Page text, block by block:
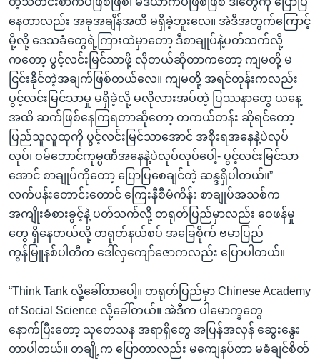
နေတာလည်း အခုအချိန်အထိ မရှိခဲ့ဘူးလေ။ အဲဒီအတွက်ကြောင့်
မို့လို့ ဒေသခံတွေရဲ့ကြားထဲမှာတော့ ဒီစာချုပ်နဲ့ပတ်သက်လို့
ကတော့ ပွင့်လင်းမြင်သာဖို့ လိုတယ်ဆိုတာကတော့ ကျမတို့ မ
ငြင်းနိုင်တဲ့အချက်ဖြစ်တယ်လေ။ ကျမတို့ အရင်တုန်းကလည်း
ပွင့်လင်းမြင်သာမှု မရှိခဲ့လို့ မလိုလားအပ်တဲ့ ပြဿနာတွေ ယနေ့
အထိ ဆက်ဖြစ်နေကြရတာဆိုတော့ တကယ်တန်း ဆိုရင်တော့
ပြည်သူလူထုကို ပွင့်လင်းမြင်သာအောင် အစိုးရအနေနဲ့ပဲလုပ်
လုပ်၊ ဝမ်ဘောင်ကုမ္ပဏီအနေနဲ့ပဲလုပ်လုပ်ပေါ့- ပွင့်လင်းမြင်သာ
အောင် စာချုပ်ကိုတော့ ပြောပြစေချင်တဲ့ ဆန္ဒရှိပါတယ်။”
လက်ပန်းတောင်းတောင် ကြေးနီစီမံကိန်း စာချုပ်အသစ်က
အကျိုးခံစားခွင့်နဲ့ ပတ်သက်လို့ တရုတ်ပြည်မှာလည်း ဝေဖန်မှု
တွေ ရှိနေတယ်လို့ တရုတ်နယ်စပ် အခြေစိုက် ဗမာပြည်
ကွန်မြူနစ်ပါတီက ဒေါ်လှကျော်ဇောကလည်း ပြောပါတယ်။
“Think Tank လို့ခေါ်တာပေါ့။ တရုတ်ပြည်မှာ Chinese Academy
of Social Science လို့ခေါ်တယ်။ အဲဒီက ပါမောက္ခတွေ
နောက်ပြီးတော့ သုတေသန အရာရှိတွေ အပြန်အလှန် ဆွေးနွေး
တာပါတယ်။ တချို့က ပြောတာလည်း မကျေနပ်တာ မခံချင်စိတ်